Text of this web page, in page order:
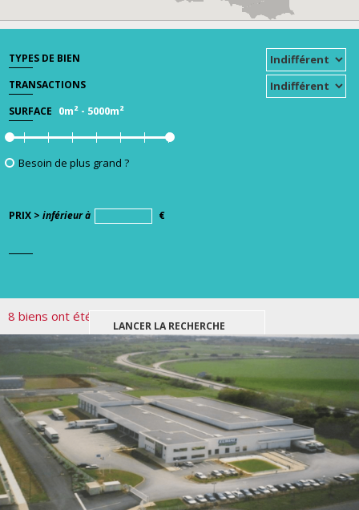
TYPES DE BIEN
TRANSACTIONS
SURFACE 0m² - 5000m²
Besoin de plus grand ?
PRIX > inférieur à €
8 biens ont été trouvés pour votre recherche.